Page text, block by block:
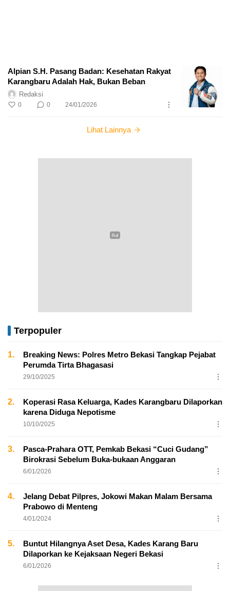
Alpian S.H. Pasang Badan: Kesehatan Rakyat
Karangbaru Adalah Hak, Bukan Beban
Redaksi
0 0 24/01/2026
Lihat Lainnya
Terpopuler
1.
Breaking News: Polres Metro Bekasi Tangkap Pejabat
Perumda Tirta Bhagasasi
29/10/2025
2.
Koperasi Rasa Keluarga, Kades Karangbaru Dilaporkan
karena Diduga Nepotisme
10/10/2025
3.
Pasca-Prahara OTT, Pemkab Bekasi “Cuci Gudang”
Birokrasi Sebelum Buka-bukaan Anggaran
6/01/2026
4.
Jelang Debat Pilpres, Jokowi Makan Malam Bersama
Prabowo di Menteng
4/01/2024
5.
Buntut Hilangnya Aset Desa, Kades Karang Baru
Dilaporkan ke Kejaksaan Negeri Bekasi
6/01/2026